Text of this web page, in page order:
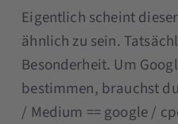
Eigentlich scheint
ähnlich zu sein.
Besonderheit. Um
bestimmen, brauchst
/ Medium == google /